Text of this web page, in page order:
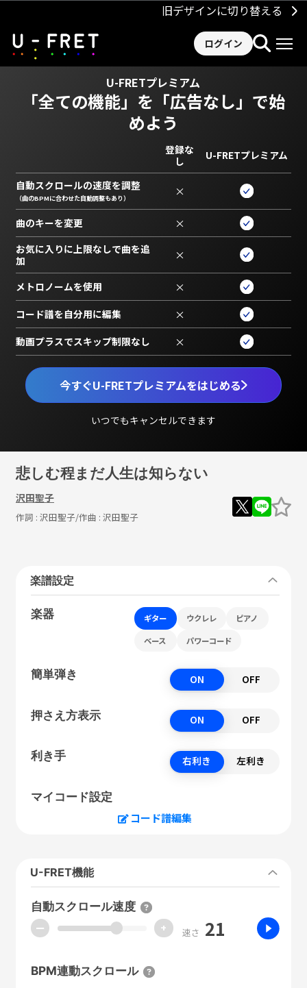
旧デザインに切り替える
ログイン
U-FRETプレミアム
「全ての機能」を 「広告なし」で始
めよう
今すぐU-FRETプレミアムをはじめる
いつでもキャンセルできます
登録な
し
U-FRETプレミアム
自動スクロールの速度を調整
（曲のBPMに合わせた自動調整もあり） ×
曲のキーを変更 ×
お気に入りに上限なしで曲を追
加
×
メトロノームを使用 ×
コード譜を自分用に編集 ×
動画プラスでスキップ制限なし ×
悲しむ程まだ人生は知らない
沢田聖子
作詞 : 沢田聖子/作曲 : 沢田聖子
楽譜設定
楽器 ギター ウクレレ ピアノ
ベース パワーコード
簡単弾き ON OFF
押さえ方表示 ON OFF
利き手 右利き 左利き
マイコード設定
コード譜編集
U-FRET機能
自動スクロール速度
ー + 速さ 21
BPM連動スクロール